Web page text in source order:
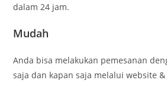
dalam 24 jam.
Mudah
Anda bisa melakukan pemesanan
saja dan kapan saja melalui website